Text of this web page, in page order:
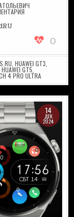
НА
0
,HUAWEI GT3
,HUAWEI GT5
4 PRO ULTRA
14
ДЕК
2024